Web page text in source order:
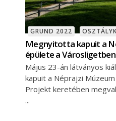
GRUND 2022
Megnyitotta kapuit a
épülete a Városligetben
Május 23-án látványos
kapuit a Néprajzi
Projekt keretében